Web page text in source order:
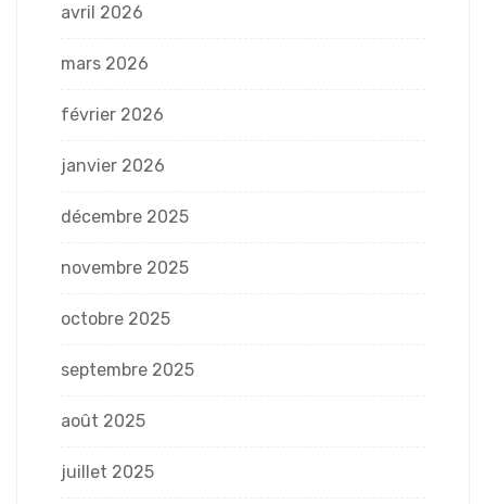
avril 2026
mars 2026
février 2026
janvier 2026
décembre 2025
novembre 2025
octobre 2025
septembre 2025
août 2025
juillet 2025